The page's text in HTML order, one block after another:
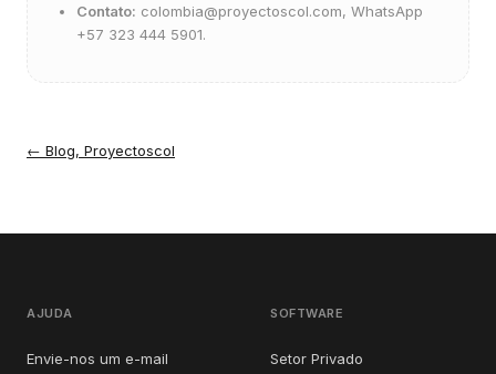
Contato: colombia@proyectoscol.com, WhatsApp
+57 323 444 5901.
← Blog, Proyectoscol
AJUDA
Envie-nos um e-mail
SOFTWARE
Setor Privado